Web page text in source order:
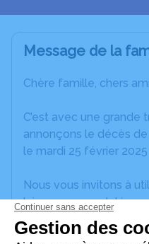
Message de la
Chère famille, chers
C’est avec une grande
annonçons le décès
le mardi 25 février
Nous vous invitons à
laisser vos
souvenirs, une
à travers des poèmes